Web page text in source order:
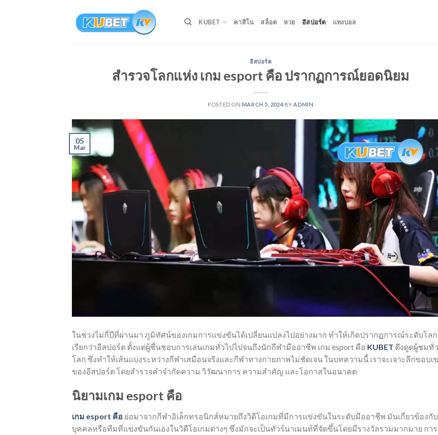
KUBET คาสิโน สล็อต หวย อีสปอร์ต แทงบอล
อีสปอร์ต
สำรวจโลกแห่ง เกม esport คือ ปรากฏการณ์ยอดนิยม
POSTED ON MARCH 5, 2024 BY ADMIN
05
Mar
ในช่วงไม่กี่ปีที่ผ่านมา ภูมิทัศน์ของเกมการแข่งขันได้เปลี่ยนแปลงไปอย่างมาก ทำให้เกิดปรากฏการณ์ระดับโล
เรียกว่าอีสปอร์ต ตั้งแต่ผู้ชื่นชอบการเล่นเกมทั่วไปไปจนถึงนักกีฬามืออาชีพ เกม esport คือ KUBET ดึงดูดผู้ชมทั่ว
โลก ซึ่งทำให้เส้นแบ่งระหว่างกีฬาเสมือนจริงและกีฬาทางกายภาพไม่ชัดเจน ในบทความนี้ เราจะเจาะลึกขอบเ
ของอีสปอร์ต โดยสำรวจคำจำกัดความ วิวัฒนาการ ความสำคัญ และโอกาสในอนาคต
นิยามเกม esport คือ
เกม esport คือ ย่อมาจากกีฬาอิเล็กทรอนิกส์หมายถึงวิดีโอเกมที่มีการแข่งขันในระดับมืออาชีพ มันเกี่ยวข้องกับ
บุคคลหรือทีมที่แข่งขันกันเองในวิดีโอเกมต่างๆ ซึ่งมักจะเป็นทัวร์นาเมนท์ที่จัดขึ้นโดยมีรางวัลรวมมากมาย การ